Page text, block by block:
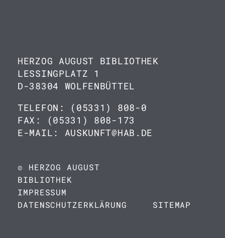
HERZOG AUGUST BIBLIOTHEK
LESSINGPLATZ 1
D-38304 WOLFENBÜTTEL
TELEFON: (05331) 808-0
FAX: (05331) 808-173
E-MAIL: AUSKUNFT@HAB.DE
© HERZOG AUGUST
BIBLIOTHEK
IMPRESSUM
DATENSCHUTZERKLÄRUNG
SITEMAP